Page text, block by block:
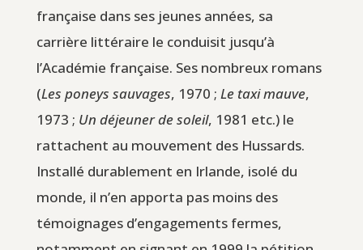
française dans ses jeunes années, sa
carrière littéraire le conduisit jusqu’à
l’Académie française. Ses nombreux romans
(Les poneys sauvages, 1970 ; Le taxi mauve,
1973 ; Un déjeuner de soleil, 1981 etc.) le
rattachent au mouvement des Hussards.
Installé durablement en Irlande, isolé du
monde, il n’en apporta pas moins des
témoignages d’engagements fermes,